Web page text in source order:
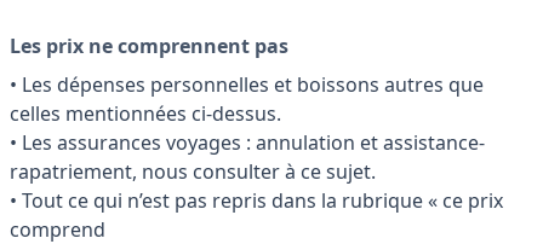
Les prix ne comprennent pas
• Les dépenses personnelles et boissons autres que
celles mentionnées ci-dessus.
• Les assurances voyages : annulation et assistance-
rapatriement, nous consulter à ce sujet.
• Tout ce qui n’est pas repris dans la rubrique « ce prix
comprend